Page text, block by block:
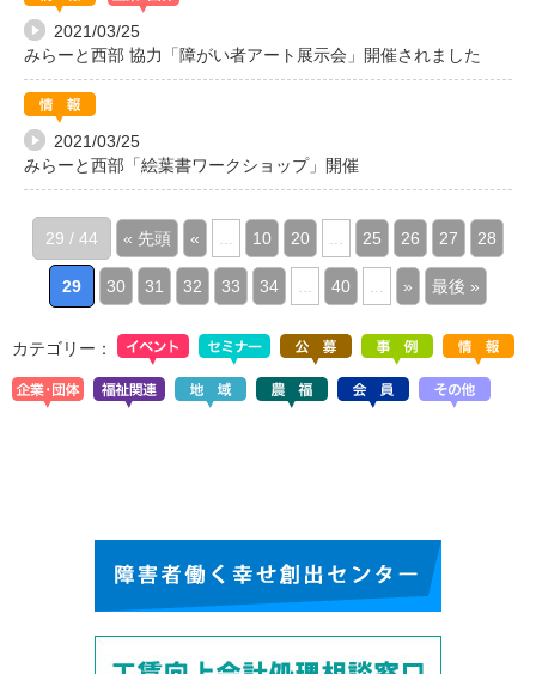
2021/03/25
みらーと西部 協力「障がい者アート展示会」開催されました
2021/03/25
みらーと西部「絵葉書ワークショップ」開催
29 / 44 « 先頭 « 10 20 25 26 27 28
29 30 31 32 33 34 40 » 最後 »
カテゴリー：